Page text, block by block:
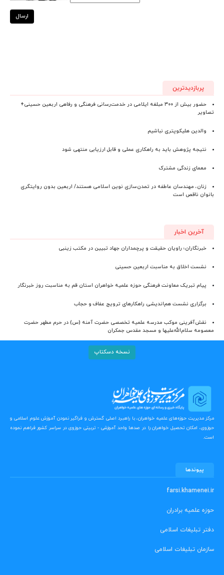
ارسال
پربازدیدترین
حضور بیش از ۳۰۰ مبلغه ایلامی در خدمت‌رسانی فرهنگی و رفاهی اربعین حسینی+
تصاویر
والدین هلیکوپتری نباشیم
نتیجه پژوهش باید به راهکاری عملی و قابل ارزیابی منتهی شود
معمای زندگی مشترک
زنان، مهندسان عاطفه در تمدن‌سازی نوین اسلامی هستند/ اربعین بدون روایتگری
بانوان ناقص است
آخرین اخبار
خبرنگاران؛ راویان حقیقت و پرچمداران جهاد تبیین در مکتب زینبی
نشست اخلاق به مناسبت اربعین حسینی
پیام تبریک معاونت فرهنگی حوزه علمیه خواهران استان قم به مناسبت روز خبرنگار
برگزاری نشست هم‌اندیشی راهکارهای ترویج عفاف و حجاب
نقش‌آفرینی موکب مدرسه علمیه تخصصی حضرت آمنه (س) در حرم مطهر حضرت
معصومه سلام‌الله‌علیها و مسجد مقدس جمکران
نسخه دسکتاپ
مرکز مدیریت حوزه‌های علمیه خواهران، با راهبرد اصلی گسترش و فراگیر نمودن آموزش علوم اسلامی و
حوزوی، امکان تحصیل خواهران را در صدها واحد آموزشی - تربیتی حوزوی در سراسر کشور فراهم نموده
است.
پیوندها
farsi.khamenei.ir
حوزه علمیه برادران
دفتر تبلیغات اسلامی
سازمان تبلیغات اسلامی